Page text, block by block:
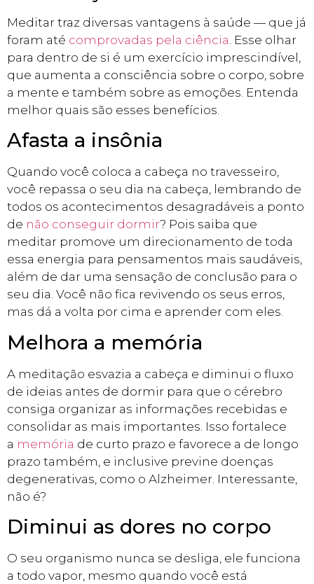
Meditar traz diversas vantagens à saúde — que já
foram até comprovadas pela ciência . Esse olhar
para dentro de si é um exercício imprescindível,
que aumenta a consciência sobre o corpo, sobre
a mente e também sobre as emoções. Entenda
melhor quais são esses benefícios.
Afasta a insônia
Quando você coloca a cabeça no travesseiro,
você repassa o seu dia na cabeça, lembrando de
todos os acontecimentos desagradáveis a ponto
de não conseguir dormir? Pois saiba que
meditar promove um direcionamento de toda
essa energia para pensamentos mais saudáveis,
além de dar uma sensação de conclusão para o
seu dia. Você não fica revivendo os seus erros,
mas dá a volta por cima e aprender com eles.
Melhora a memória
A meditação esvazia a cabeça e diminui o fluxo
de ideias antes de dormir para que o cérebro
consiga organizar as informações recebidas e
consolidar as mais importantes. Isso fortalece
a memória de curto prazo e favorece a de longo
prazo também, e inclusive previne doenças
degenerativas, como o Alzheimer. Interessante,
não é?
Diminui as dores no corpo
O seu organismo nunca se desliga, ele funciona
a todo vapor, mesmo quando você está